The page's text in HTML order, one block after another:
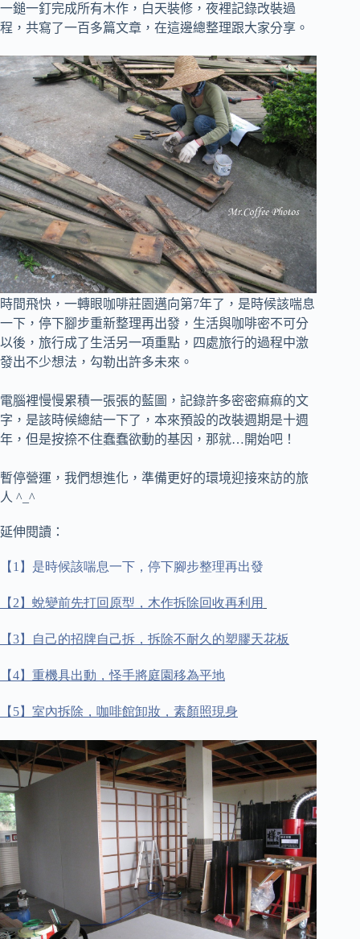
一鎚一釘完成所有木作，白天裝修，夜裡記錄改裝過
程，共寫了一百多篇文章，在這邊總整理跟大家分享。
時間飛快，一轉眼咖啡莊園邁向第7年了，是時候該喘息
一下，停下腳步重新整理再出發， 生活與咖啡密不可分
以後，旅行成了生活另一項重點，四處旅行的過程中激
發出不少想法，勾勒出許多未來。
電腦裡慢慢累積一張張的藍圖，記錄許多密密痲痲的文
字，是該時候總結一下了， 本來預設的改裝週期是十週
年，但是按捺不住蠢蠢欲動的基因，那就…開始吧！
暫停營運，我們想進化，準備更好的環境迎接來訪的旅
人 ^_^
延伸閱讀：
【 1 】是時候該喘息一下，停下腳步整理再出發
【 2 】蛻變前先打回原型，木作拆除回收再利用
【3】自己的招牌自己拆，拆除不耐久的塑膠天花板
【4】重機具出動，怪手將庭園移為平地
【 5】室內拆除，咖啡館卸妝，素顏照現身